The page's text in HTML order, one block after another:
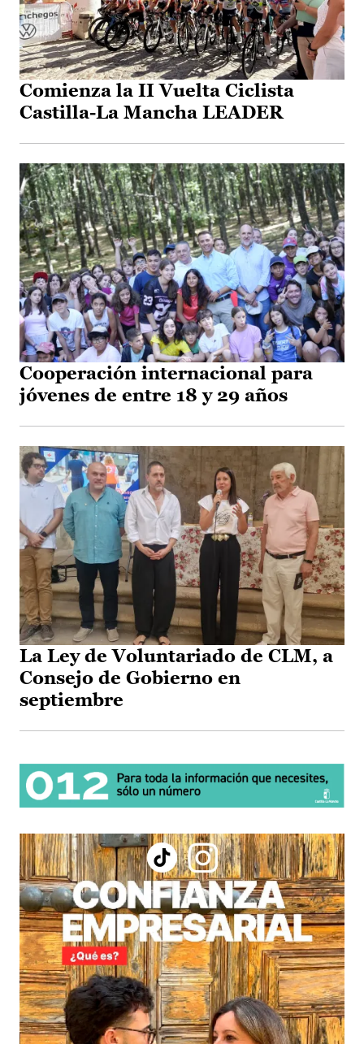
Comienza la II Vuelta Ciclista
Castilla-La Mancha LEADER
Cooperación internacional para
jóvenes de entre 18 y 29 años
La Ley de Voluntariado de CLM, a
Consejo de Gobierno en
septiembre